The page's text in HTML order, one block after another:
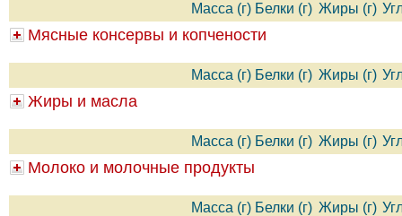
Масса (г) Белки (г) Жиры (г)
Мясные консервы и копчености
Масса (г) Белки (г) Жиры (г)
Жиры и масла
Масса (г) Белки (г) Жиры (г)
Молоко и молочные продукты
Масса (г) Белки (г) Жиры (г)